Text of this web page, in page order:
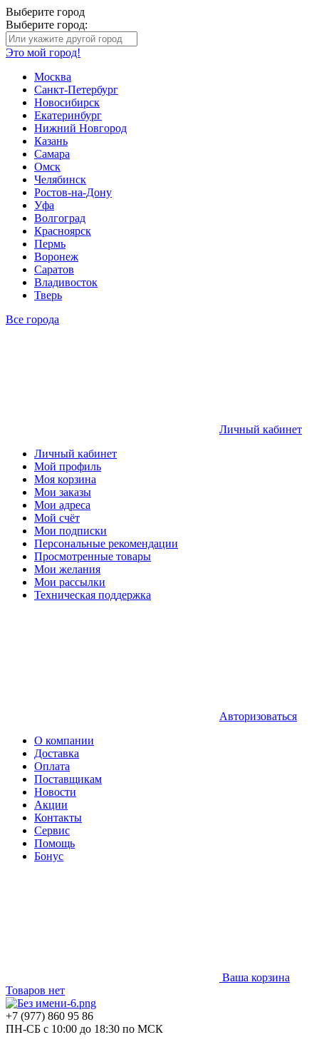
Выберите город
Выберите город:
Это мой город!
Москва
Санкт-Петербург
Новосибирск
Екатеринбург
Нижний Новгород
Казань
Самара
Омск
Челябинск
Ростов-на-Дону
Уфа
Волгоград
Красноярск
Пермь
Воронеж
Саратов
Владивосток
Тверь
Все города
Личный кабинет
Личный кабинет
Мой профиль
Моя корзина
Мои заказы
Мои адреса
Мой счёт
Мои подписки
Персональные рекомендации
Просмотренные товары
Мои желания
Мои рассылки
Техническая поддержка
Авторизоваться
О компании
Доставка
Оплата
Поставщикам
Новости
Акции
Контакты
Сервис
Помощь
Бонус
Ваша корзина
Товаров нет
+7 (977) 860 95 86
ПН-СБ с 10:00 до 18:30 по МСК